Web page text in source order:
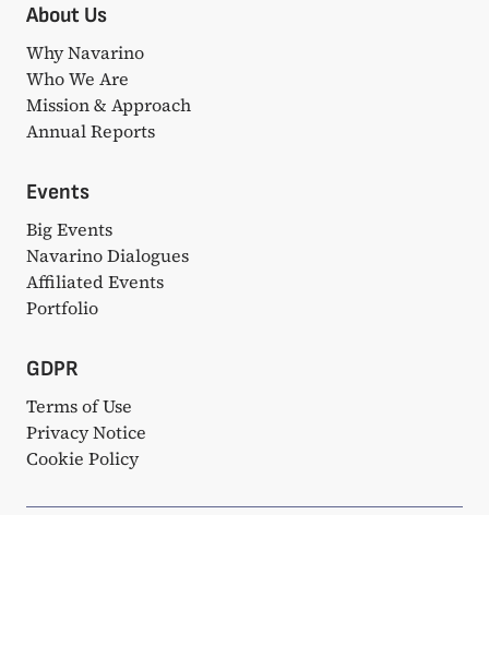
About Us
Why Navarino
Who We Are
Mission & Approach
Annual Reports
Events
Big Events
Navarino Dialogues
Affiliated Events
Portfolio
GDPR
Terms of Use
Privacy Notice
Cookie Policy